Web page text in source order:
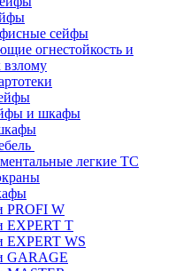
сейфы
огнестойкость и
взлому
и шкафы
легкие ТС
PROFI W
EXPERT T
EXPERT WS
GARAGE